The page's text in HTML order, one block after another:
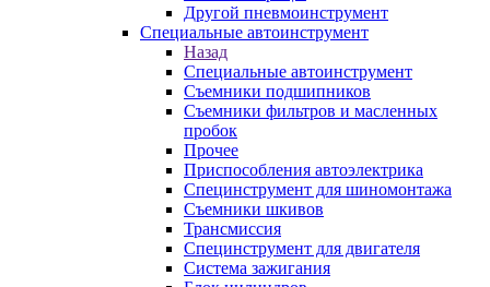
Другой пневмоинструмент
Специальные автоинструмент
Назад
Специальные автоинструмент
Съемники подшипников
Съемники фильтров и масленных
пробок
Прочее
Приспособления автоэлектрика
Специнструмент для шиномонтажа
Съемники шкивов
Трансмиссия
Специнструмент для двигателя
Система зажигания